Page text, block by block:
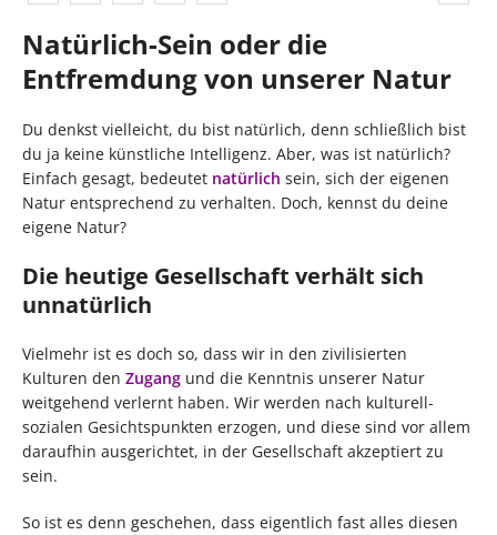
Natürlich-Sein oder die
Entfremdung von unserer Natur
Du denkst vielleicht, du bist natürlich, denn schließlich bist
du ja keine künstliche Intelligenz. Aber, was ist natürlich?
Einfach gesagt, bedeutet natürlich sein, sich der eigenen
Natur entsprechend zu verhalten. Doch, kennst du deine
eigene Natur?
Die heutige Gesellschaft verhält sich
unnatürlich
Vielmehr ist es doch so, dass wir in den zivilisierten
Kulturen den Zugang und die Kenntnis unserer Natur
weitgehend verlernt haben. Wir werden nach kulturell-
sozialen Gesichtspunkten erzogen, und diese sind vor allem
daraufhin ausgerichtet, in der Gesellschaft akzeptiert zu
sein.
So ist es denn geschehen, dass eigentlich fast alles diesen